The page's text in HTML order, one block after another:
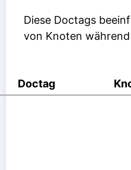
Diese Doctags
von Knoten
Doctag